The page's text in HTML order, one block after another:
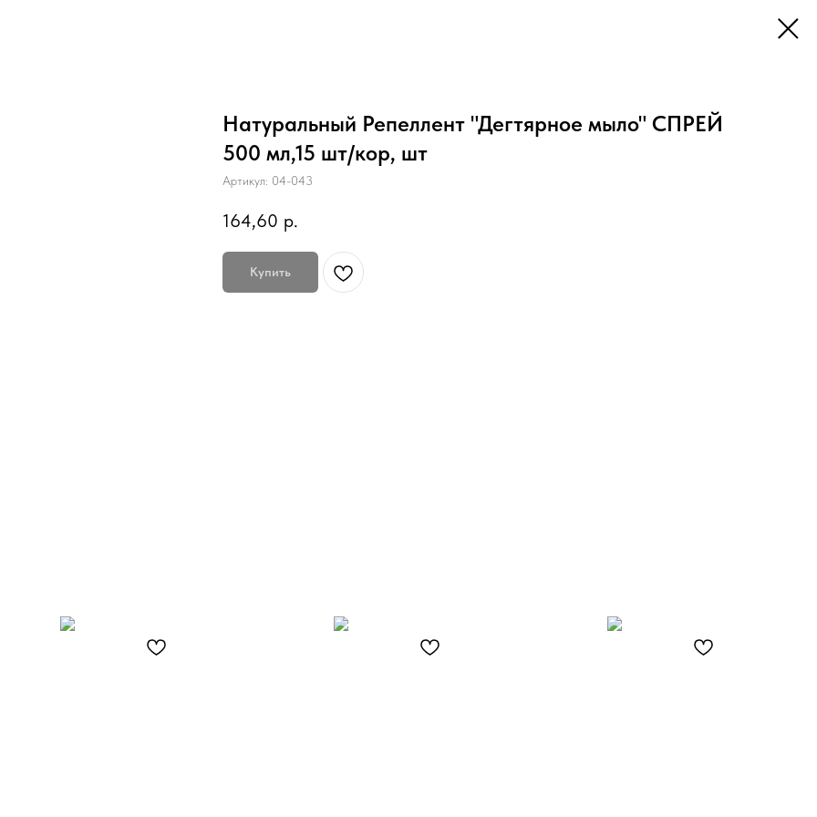
Натуральный Репеллент "Дегтярное мыло" СПРЕЙ
500 мл,15 шт/кор, шт
Артикул: 04-043
164,60 р.
Купить